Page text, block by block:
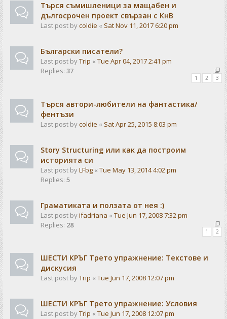
Търся съмишленици за мащабен и
дългосрочен проект свързан с КнВ
Last post bycoldie « Sat Nov 11, 2017 6:20 pm
Български писатели?
Last post byTrip « Tue Apr 04, 2017 2:41 pm
Replies: 37
1 2 3
Търся автори-любители на фантастика/
фентъзи
Last post bycoldie « Sat Apr 25, 2015 8:03 pm
Story Structuring или как да построим
историята си
Last post byLFbg « Tue May 13, 2014 4:02 pm
Replies: 5
Граматиката и ползата от нея :)
Last post byifadriana « Tue Jun 17, 2008 7:32 pm
Replies: 28
1 2
ШЕСТИ КРЪГ Трето упражнение: Текстове и
дискусия
Last post byTrip « Tue Jun 17, 2008 12:07 pm
ШЕСТИ КРЪГ Трето упражнение: Условия
Last post byTrip « Tue Jun 17, 2008 12:07 pm